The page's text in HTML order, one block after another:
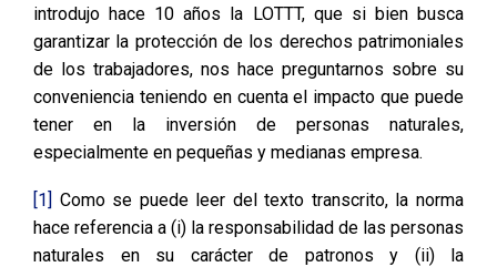
introdujo hace 10 años la LOTTT, que si bien busca
garantizar la protección de los derechos patrimoniales
de los trabajadores, nos hace preguntarnos sobre su
conveniencia teniendo en cuenta el impacto que puede
tener en la inversión de personas naturales,
especialmente en pequeñas y medianas empresa.
[1] Como se puede leer del texto transcrito, la norma
hace referencia a (i) la responsabilidad de las personas
naturales en su carácter de patronos y (ii) la